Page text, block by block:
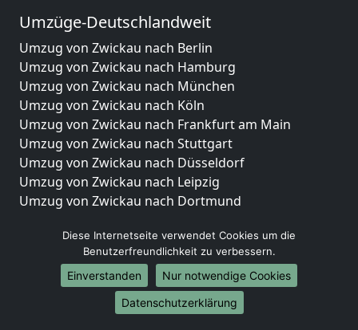
Umzüge-Deutschlandweit
Umzug von Zwickau nach Berlin
Umzug von Zwickau nach Hamburg
Umzug von Zwickau nach München
Umzug von Zwickau nach Köln
Umzug von Zwickau nach Frankfurt am Main
Umzug von Zwickau nach Stuttgart
Umzug von Zwickau nach Düsseldorf
Umzug von Zwickau nach Leipzig
Umzug von Zwickau nach Dortmund
Umzug von Zwickau nach Bremen
Umzug von Zwickau nach Dresden
Umzug von Zwickau nach Hannover
Umzug von Zwickau nach Nürnberg
Umzug von Zwickau nach Duisburg
Diese Internetseite verwendet Cookies um die
Benutzerfreundlichkeit zu verbessern.
Einverstanden
Nur notwendige Cookies
Datenschutzerklärung